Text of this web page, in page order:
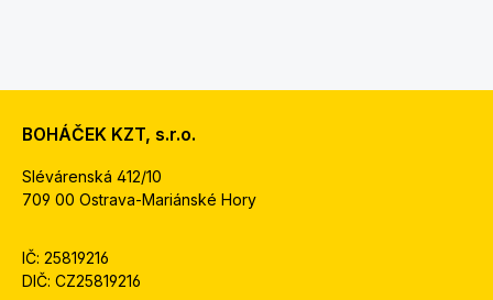
BOHÁČEK KZT, s.r.o.
Slévárenská 412/10
709 00 Ostrava-Mariánské Hory
IČ: 25819216
DIČ: CZ25819216